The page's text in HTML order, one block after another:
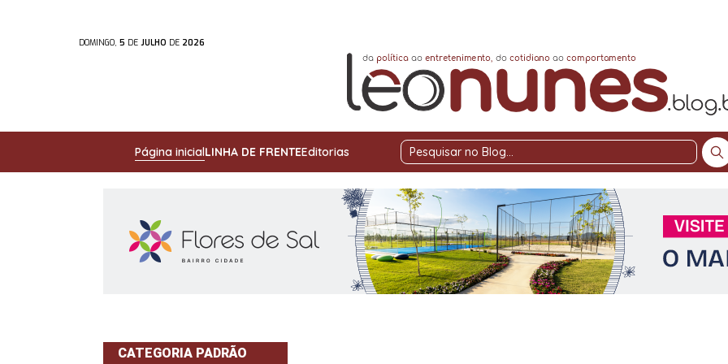
DOMINGO, 5 DE JULHO DE 2026
Página inicialLINHA DE FRENTEEditorias
Pesquisar
Blog
CATEGORIA PADRÃO